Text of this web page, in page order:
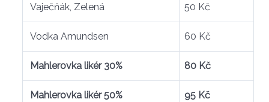
Vaječňák, Zelená 50 Kč
Vodka Amundsen 60 Kč
Mahlerovka likér 30% 80 Kč
Mahlerovka likér 50% 95 Kč